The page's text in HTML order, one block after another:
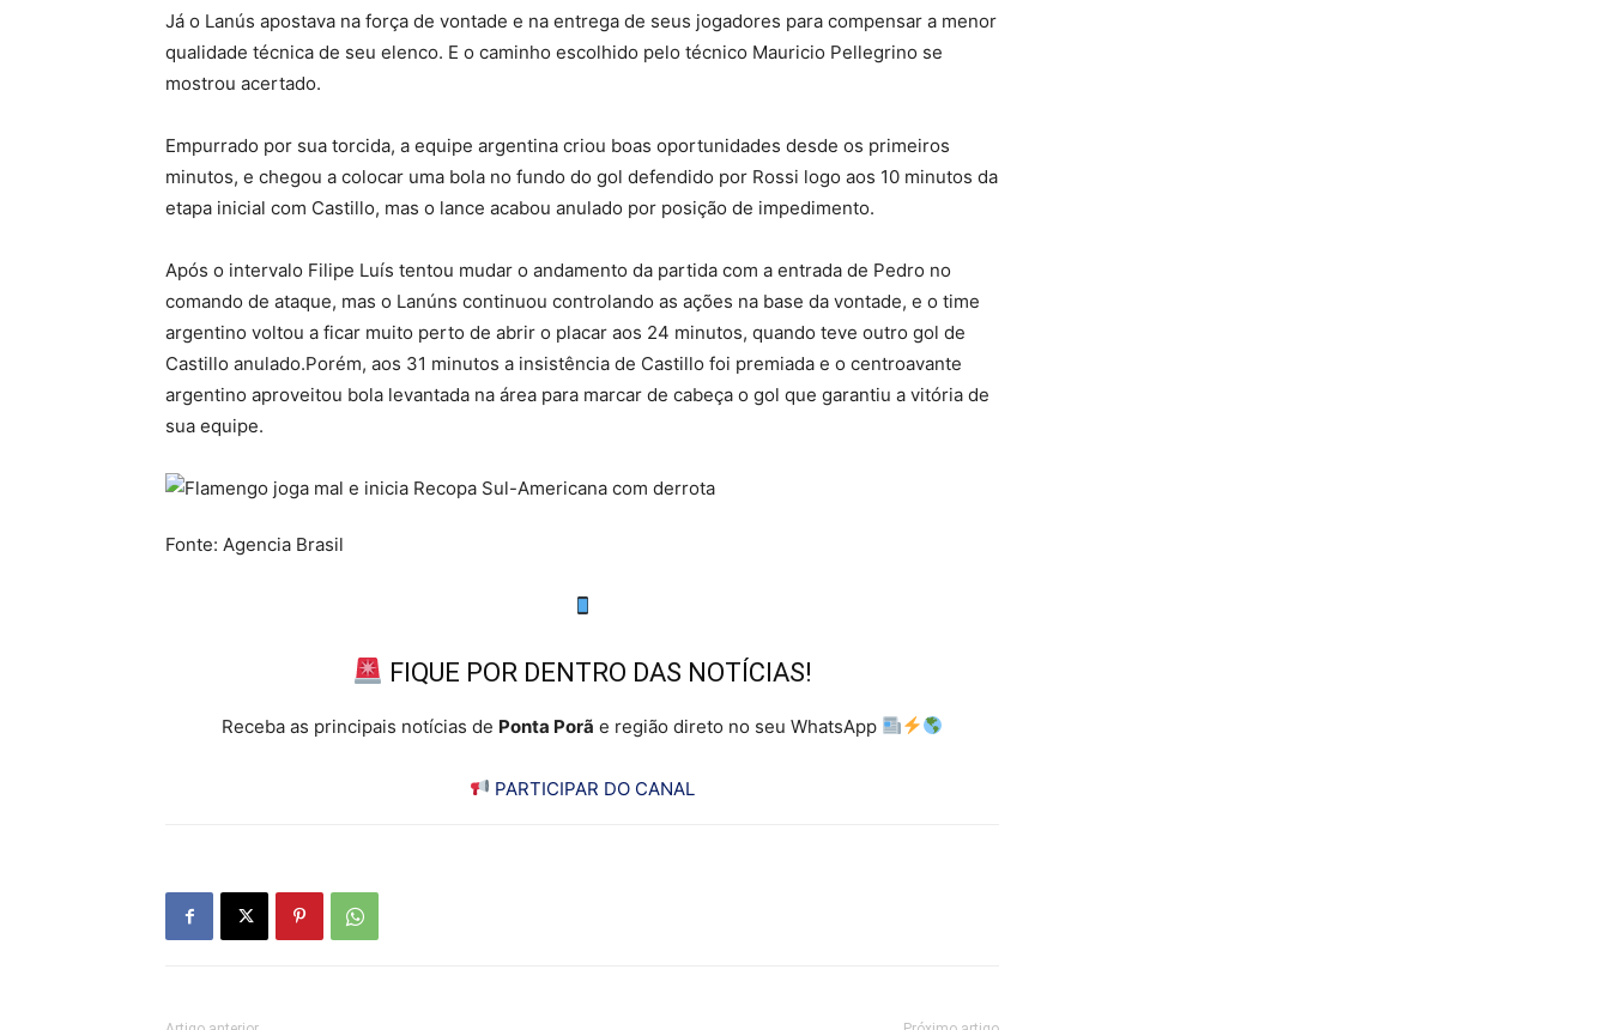
Já o Lanús apostava na força de vontade e na entrega de seus jogadores para compensar a menor
qualidade técnica de seu elenco. E o caminho escolhido pelo técnico Mauricio Pellegrino se
mostrou acertado.
Empurrado por sua torcida, a equipe argentina criou boas oportunidades desde os primeiros
minutos, e chegou a colocar uma bola no fundo do gol defendido por Rossi logo aos 10 minutos da
etapa inicial com Castillo, mas o lance acabou anulado por posição de impedimento.
Após o intervalo Filipe Luís tentou mudar o andamento da partida com a entrada de Pedro no
comando de ataque, mas o Lanúns continuou controlando as ações na base da vontade, e o time
argentino voltou a ficar muito perto de abrir o placar aos 24 minutos, quando teve outro gol de
Castillo anulado.Porém, aos 31 minutos a insistência de Castillo foi premiada e o centroavante
argentino aproveitou bola levantada na área para marcar de cabeça o gol que garantiu a vitória de
sua equipe.
Fonte: Agencia Brasil
FIQUE POR DENTRO DAS NOTÍCIAS!
Receba as principais notícias de Ponta Porã e região direto no seu WhatsApp
PARTICIPAR DO CANAL